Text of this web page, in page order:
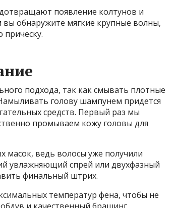
появление колтунов и
обнаружите мягкие крупные волны,
подхода, так как смывать плотные
голову шампунем придется
средств. Первый раз мы
промываем кожу головы для
масок, ведь волосы уже получили
увлажняющий спрей или двухфазный
финальный штрих.
температур фена, чтобы не